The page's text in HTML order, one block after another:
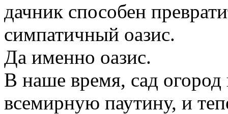
дачник способен
симпатичный оазис.
Да именно оазис.
В наше время, сад огород
всемирную паутину, и